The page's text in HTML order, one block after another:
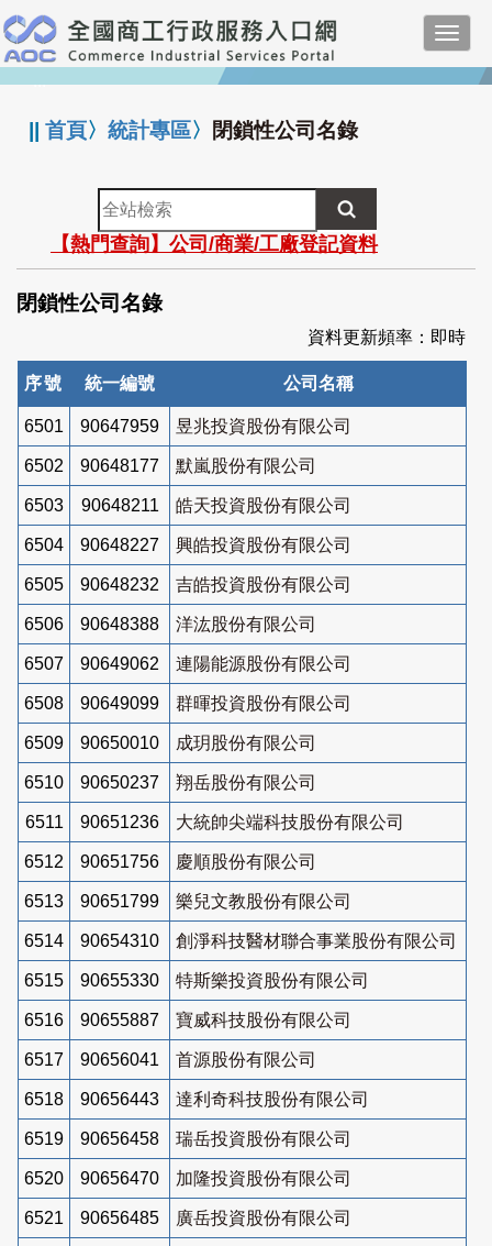
跳
到
主
要
:::
||首頁〉統計專區〉 閉鎖性公司名錄
全
站
檢
索
【熱門查詢】公司/商業/工廠登記資料
閉鎖性公司名錄
資料更新頻率：即時
序號 統一編號 公司名稱
6501 90647959 昱兆投資股份有限公司
6502 90648177 默嵐股份有限公司
6503 90648211 皓天投資股份有限公司
6504 90648227 興皓投資股份有限公司
6505 90648232 吉皓投資股份有限公司
6506 90648388 洋汯股份有限公司
6507 90649062 連陽能源股份有限公司
6508 90649099 群暉投資股份有限公司
6509 90650010 成玥股份有限公司
6510 90650237 翔岳股份有限公司
6511 90651236 大統帥尖端科技股份有限公司
6512 90651756 慶順股份有限公司
6513 90651799 樂兒文教股份有限公司
6514 90654310 創淨科技醫材聯合事業股份有限公司
6515 90655330 特斯樂投資股份有限公司
6516 90655887 寶威科技股份有限公司
6517 90656041 首源股份有限公司
6518 90656443 達利奇科技股份有限公司
6519 90656458 瑞岳投資股份有限公司
6520 90656470 加隆投資股份有限公司
6521 90656485 廣岳投資股份有限公司